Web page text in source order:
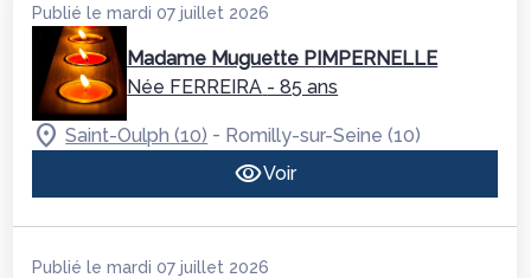
Publié le mardi 07 juillet 2026
Madame Muguette PIMPERNELLE
Née FERREIRA - 85 ans
Saint-Oulph (10) - Romilly-sur-Seine (10)
Voir
Publié le mardi 07 juillet 2026